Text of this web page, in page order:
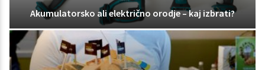
Akumulatorsko ali električno orodje – kaj izbrati?